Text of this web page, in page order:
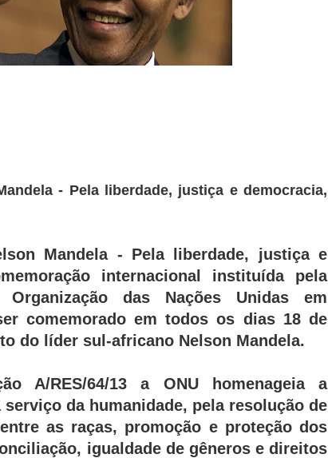
- Pela liberdade, justiça e democracia,
Mandela - Pela liberdade, justiça e
internacional instituída pela
das Nações Unidas em
comemorado em todos os dias 18 de
do líder sul-africano Nelson Mandela.
A/RES/64/13 a ONU homenageia a
serviço da humanidade, pela resolução de
as raças, promoção e proteção dos
igualdade de gêneros e direitos